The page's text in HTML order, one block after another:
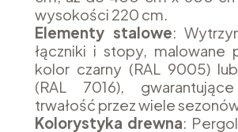
wysokości 220 cm.
Elementy stalowe:
łączniki i stopy, malowane
kolor czarny (RAL 9005)
(RAL 7016),
trwałość przez wiele
Kolorystyka drewna: